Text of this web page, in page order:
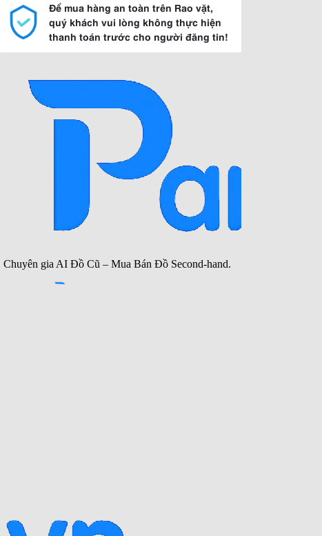
Để mua hàng an toàn trên Rao vặt,
quý khách vui lòng không thực hiện
thanh toán trước cho người đăng tin!